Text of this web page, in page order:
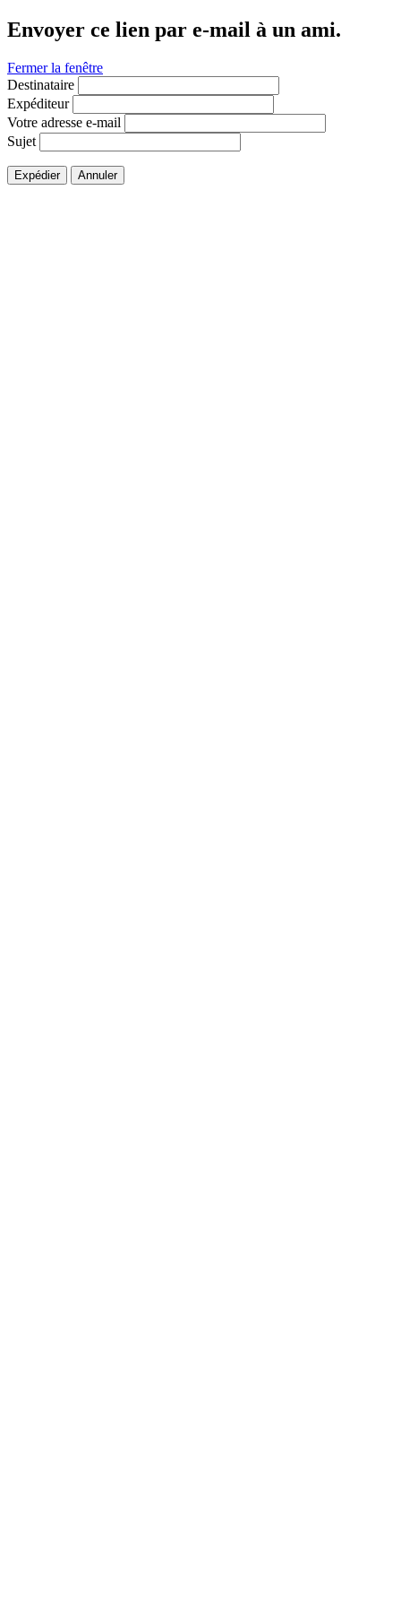
Envoyer ce lien par e-mail à un ami.
Fermer la fenêtre
Destinataire
Expéditeur
Votre adresse e-mail
Sujet
Expédier Annuler